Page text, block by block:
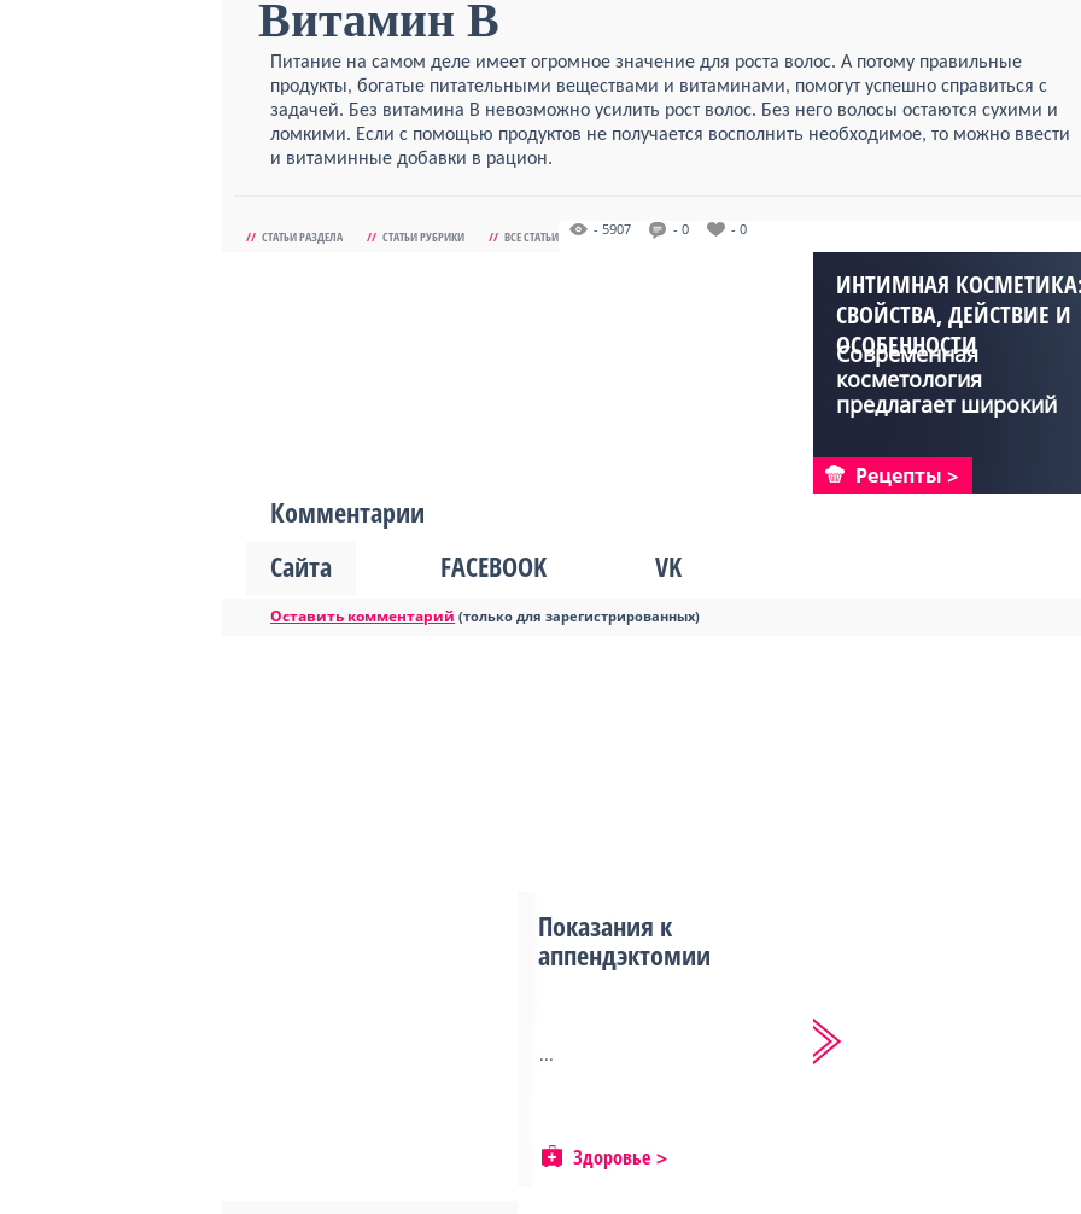
Витамин B
Питание на самом деле имеет огромное значение для роста волос. А потому правильные
продукты, богатые питательными веществами и витаминами, помогут успешно справиться с
задачей. Без витамина В невозможно усилить рост волос. Без него волосы остаются сухими и
ломкими. Если с помощью продуктов не получается восполнить необходимое, то можно ввести
и витаминные добавки в рацион.
// СТАТЬИ РАЗДЕЛА // СТАТЬИ РУБРИКИ // ВСЕ СТАТЬИ - 5907 - 0 - 0
ИНТИМНАЯ
СВОЙСТВА, ДЕЙСТВИЕ И
ОСОБЕННОСТИ
ОТБЕЛИВАНИЯ
Современная
косметология
предлагает широкий
Рецепты
Комментарии
Сайта
FACEBOOK VK
Оставить комментарий (только для зарегистрированных)
Показания к
аппендэктомии
...
Здоровье